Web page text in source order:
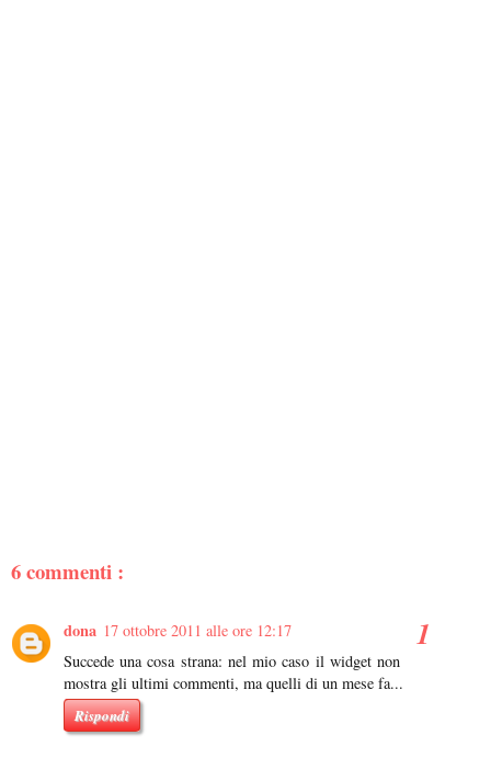
6 commenti :
dona 17 ottobre 2011 alle ore 12:17
Succede una cosa strana: nel mio caso il widget non
mostra gli ultimi commenti, ma quelli di un mese fa...
Rispondi